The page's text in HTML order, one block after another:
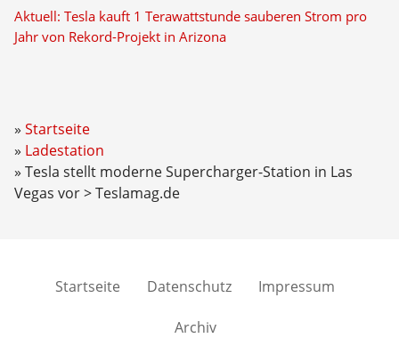
Aktuell: Tesla kauft 1 Terawattstunde sauberen Strom pro
Jahr von Rekord-Projekt in Arizona
Startseite
Ladestation
Tesla stellt moderne Supercharger-Station in Las
Vegas vor > Teslamag.de
Startseite Datenschutz Impressum
Archiv